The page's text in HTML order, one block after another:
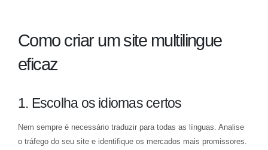
Como criar um site multilingue
eficaz
1. Escolha os idiomas certos
Nem sempre é necessário traduzir para todas as línguas. Analise
o tráfego do seu site e identifique os mercados mais promissores.